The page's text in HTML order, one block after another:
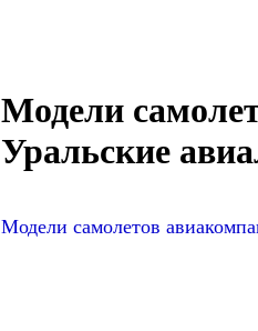
Модели
Уральские
Модели самолетов